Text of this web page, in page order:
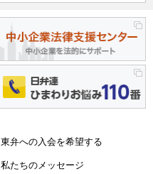
東弁への入会を希望する
私たちのメッセージ